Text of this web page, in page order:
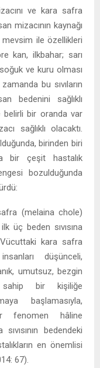
ve kara safra
mizacının kaynağı
mevsim ile özellikleri
kan, ilkbahar; sarı
ve kuru olması
bu sıvıların
bedenini sağlıklı
belirli bir oranda var
sağlıklı olacaktı.
birinden biri
bir çeşit hastalık
bozulduğunda
(melaina chole)
üç beden sıvısına
kara safra
düşünceli,
umutsuz, bezgin
sahip bir kişiliğe
başlamasıyla,
fenomen hâline
bedendeki
en önemlisi
67).